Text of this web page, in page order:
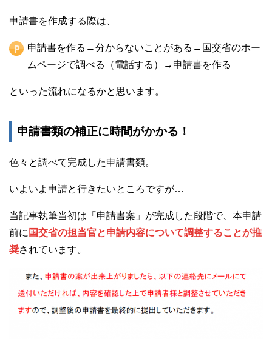
申請書を作成する際は、
申請書を作る→分からないことがある→国交省のホー
ムページで調べる（電話する）→申請書を作る
といった流れになるかと思います。
申請書類の補正に時間がかかる！
色々と調べて完成した申請書類。
いよいよ申請と行きたいところですが…
当記事執筆当初は「申請書案」が完成した段階で、本申請
前に 国交省の担当官と申請内容について調整することが推
奨されています。